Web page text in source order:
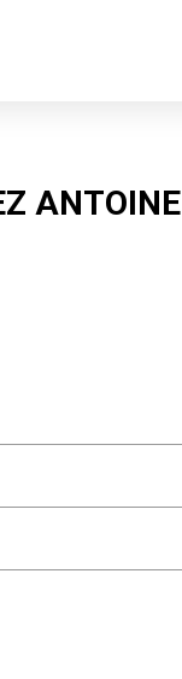
ANTOINE